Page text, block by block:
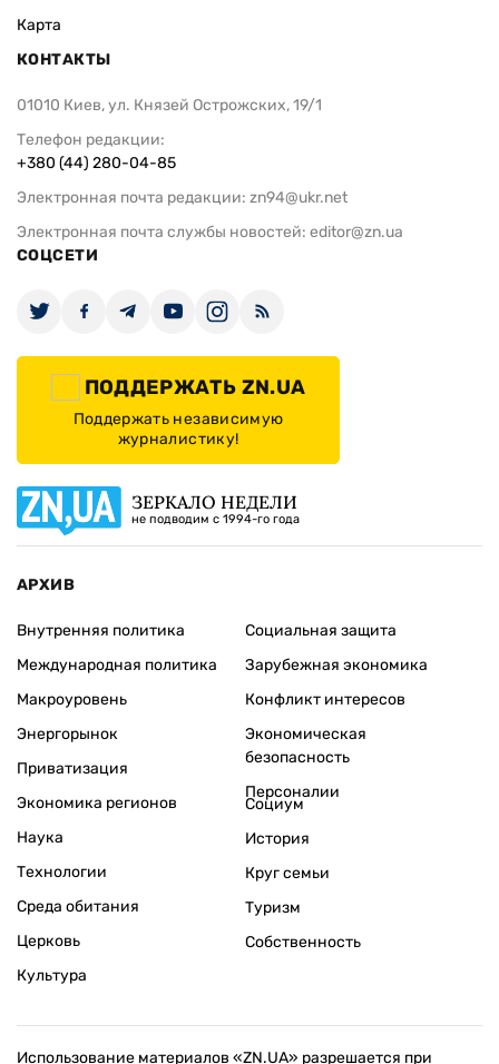
Карта
КОНТАКТЫ
01010 Киев, ул. Князей Острожских, 19/1
Телефон редакции:
+380 (44) 280-04-85
Электронная почта редакции: zn94@ukr.net
Электронная почта службы новостей: editor@zn.ua
СОЦСЕТИ
ПОДДЕРЖАТЬ ZN.UA
Поддержать независимую
журналистику!
ЗЕРКАЛО НЕДЕЛИ
не подводим с 1994-го года
АРХИВ
Внутренняя политика
Международная политика
Макроуровень
Энергорынок
Приватизация
Экономика регионов
Социальная защита
Зарубежная экономика
Конфликт интересов
Экономическая
безопасность
Персоналии
Наука
Технологии
Среда обитания
Церковь
Культура
Социум
История
Круг семьи
Туризм
Собственность
Использование материалов «ZN.UA» разрешается при